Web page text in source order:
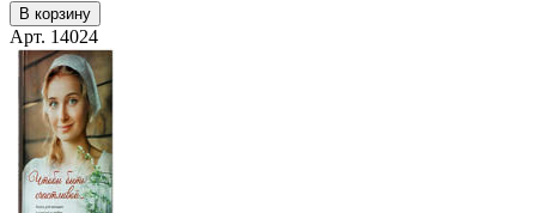
В корзину
Арт. 14024